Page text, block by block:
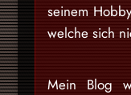
seinem
welche sich
Mein Blog